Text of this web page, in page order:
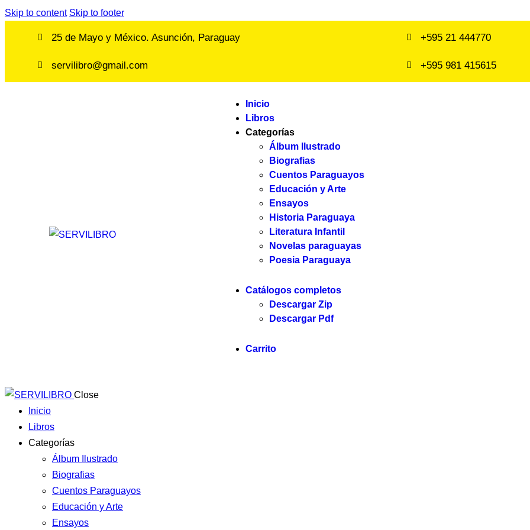
Skip to content Skip to footer
25 de Mayo y México. Asunción, Paraguay
servilibro@gmail.com
+595 21 444770
+595 981 415615
Inicio
Libros
Categorías
Álbum Ilustrado
Biografias
Cuentos Paraguayos
Educación y Arte
Ensayos
Historia Paraguaya
Literatura Infantil
Novelas paraguayas
Poesia Paraguaya
Catálogos completos
Descargar Zip
Descargar Pdf
Carrito
Close
Inicio
Libros
Categorías
Álbum Ilustrado
Biografias
Cuentos Paraguayos
Educación y Arte
Ensayos